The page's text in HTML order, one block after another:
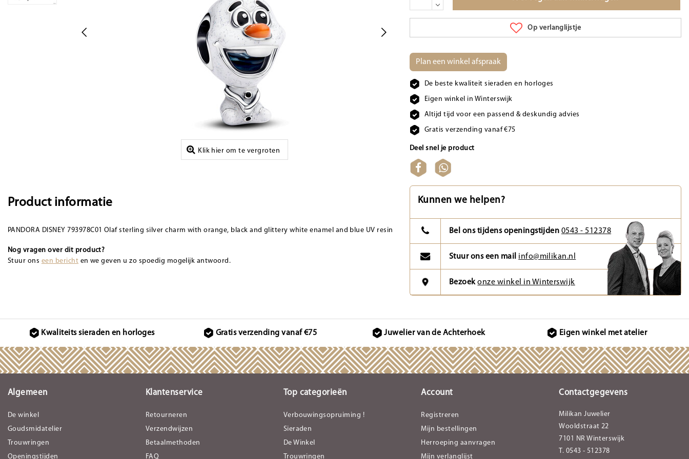
Klik hier om te vergroten
Op verlanglijstje
Plan een winkel afspraak
De beste kwaliteit sieraden en horloges
Eigen winkel in Winterswijk
Altijd tijd voor een passend & deskundig advies
Gratis verzending vanaf €75
Deel snel je product
Product informatie
PANDORA DISNEY 793978C01 Olaf sterling silver charm with orange, black and glittery white enamel and blue UV resin
Nog vragen over dit product?
Stuur ons een bericht en we geven u zo spoedig mogelijk antwoord.
Kunnen we helpen?
Bel ons tijdens openingstijden 0543 - 512378
Stuur ons een mail info@milikan.nl
Bezoekonze winkel in Winterswijk
Kwaliteits sieraden en horloges Gratis verzending vanaf €75 Juwelier van de Achterhoek Eigen winkel met atelier
Algemeen
De winkel
Goudsmidatelier
Trouwringen
Openingstijden
Klantenservice
Retourneren
Verzendwijzen
Betaalmethoden
FAQ
Top categorieën
Verbouwingsopruiming !
Sieraden
De Winkel
Trouwringen
Account
Registreren
Mijn bestellingen
Herroeping aanvragen
Mijn verlanglijst
Contactgegevens
Milikan Juwelier
Wooldstraat 22
7101 NR Winterswijk
T. 0543 - 512378